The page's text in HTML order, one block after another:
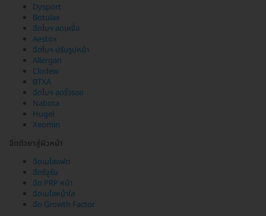
Dysport
Botulax
ฉีดโบฯ ลดเหงื่อ
Aestox
ฉีดโบฯ ปรับรูปหน้า
Allergan
Clodew
BTXA
ฉีดโบฯ ลดริ้วรอย
Nabota
Hugel
Xeomin
ฉีดตัวยาสู่ผิวหน้า
ฉีดเมโสแฟต
ฉีดรีจูรัน
ฉีด PRP หน้า
ฉีดเมโสหน้าใส
ฉีด Growth Factor